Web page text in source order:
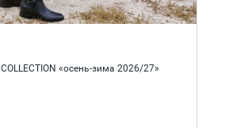
«осень-зима 2026/27»